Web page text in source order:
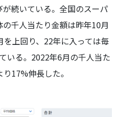
続いている。全国のスーパ
千人当たり金額は昨年10月
上回り、22年に入っては毎
いる。2022年6月の千人当た
17%伸長した。